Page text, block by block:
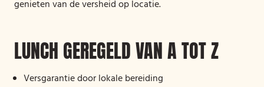
genieten van de versheid op locatie.
LUNCH GEREGELD VAN A TOT Z
Versgarantie door lokale bereiding